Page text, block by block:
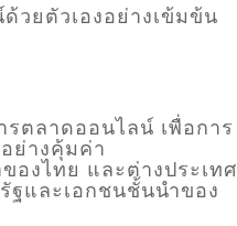
วยตัวเองอย่างเข้มข้น
ตลาดออนไลน์ เพื่อการ
อย่างคุ้มค่า
งไทย และต่างประเทศ
ฐและเอกชนชั้นนำของ